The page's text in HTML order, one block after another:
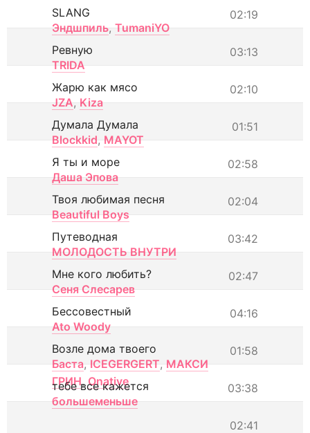
02:19
SLANG
Эндшпиль, TumaniYO
03:13
Ревную
TRIDA
02:10
Жарю как мясо
JZA, Kiza
01:51
Думала Думала
Blockkid, MAYOT
02:58
Я ты и море
Даша Эпова
02:04
Твоя любимая песня
Beautiful Boys
03:42
Путеводная
МОЛОДОСТЬ ВНУТРИ
02:47
Мне кого любить?
Сеня Слесарев
04:16
Бессовестный
Ato Woody
01:58
Возле дома твоего
Баста, ICEGERGERT, МАКСИ
ГРИН, Onative 03:38
тебе все кажется
большеменьше
02:41